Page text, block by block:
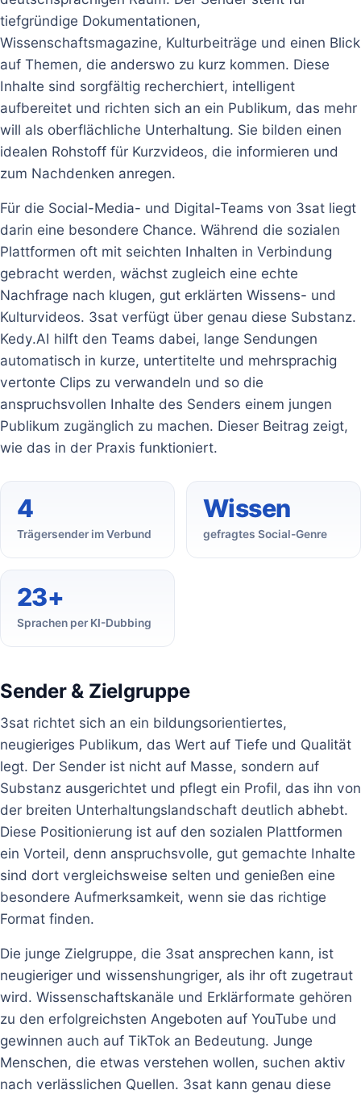
tiefgründige Dokumentationen,
Wissenschaftsmagazine, Kulturbeiträge und einen Blick
auf Themen, die anderswo zu kurz kommen. Diese
Inhalte sind sorgfältig recherchiert, intelligent
aufbereitet und richten sich an ein Publikum, das mehr
will als oberflächliche Unterhaltung. Sie bilden einen
idealen Rohstoff für Kurzvideos, die informieren und
zum Nachdenken anregen.
Für die Social-Media- und Digital-Teams von 3sat liegt
darin eine besondere Chance. Während die sozialen
Plattformen oft mit seichten Inhalten in Verbindung
gebracht werden, wächst zugleich eine echte
Nachfrage nach klugen, gut erklärten Wissens- und
Kulturvideos. 3sat verfügt über genau diese Substanz.
Kedy.AI hilft den Teams dabei, lange Sendungen
automatisch in kurze, untertitelte und mehrsprachig
vertonte Clips zu verwandeln und so die
anspruchsvollen Inhalte des Senders einem jungen
Publikum zugänglich zu machen. Dieser Beitrag zeigt,
wie das in der Praxis funktioniert.
4
Trägersender im Verbund
Wissen
gefragtes Social-Genre
23+
Sprachen per KI-Dubbing
Sender & Zielgruppe
3sat richtet sich an ein bildungsorientiertes,
neugieriges Publikum, das Wert auf Tiefe und Qualität
legt. Der Sender ist nicht auf Masse, sondern auf
Substanz ausgerichtet und pflegt ein Profil, das ihn von
der breiten Unterhaltungslandschaft deutlich abhebt.
Diese Positionierung ist auf den sozialen Plattformen
ein Vorteil, denn anspruchsvolle, gut gemachte Inhalte
sind dort vergleichsweise selten und genießen eine
besondere Aufmerksamkeit, wenn sie das richtige
Format finden.
Die junge Zielgruppe, die 3sat ansprechen kann, ist
neugieriger und wissenshungriger, als ihr oft zugetraut
wird. Wissenschaftskanäle und Erklärformate gehören
zu den erfolgreichsten Angeboten auf YouTube und
gewinnen auch auf TikTok an Bedeutung. Junge
Menschen, die etwas verstehen wollen, suchen aktiv
nach verlässlichen Quellen. 3sat kann genau diese